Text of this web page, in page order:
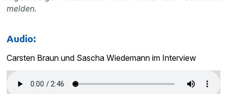
melden.
Audio:
Carsten Braun und Sascha Wiedemann im Interview